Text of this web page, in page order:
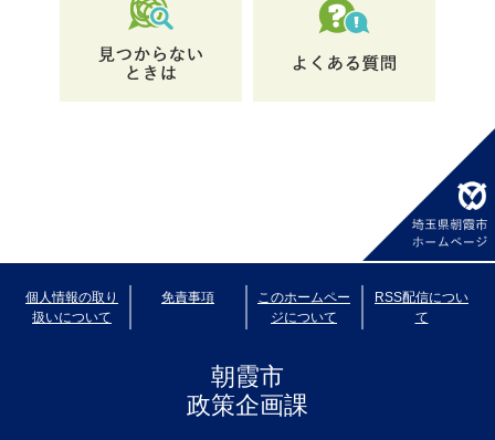
個人情報の取り
扱いについて
免責事項
このホームペー
ジについて
RSS配信につい
て
朝霞市
政策企画課